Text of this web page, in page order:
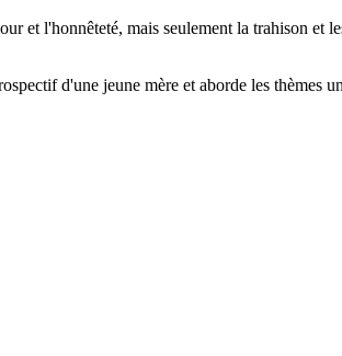
et l'honnêteté, mais seulement la trahison
d'une jeune mère et aborde les thèmes